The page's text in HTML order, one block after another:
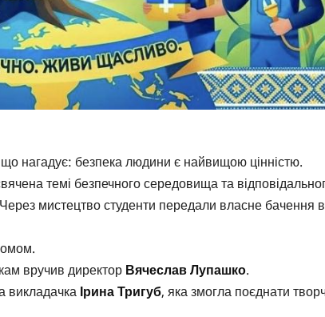
що нагадує: безпека людини є найвищою цінністю.
темі безпечного середовища та
мистецтво студенти передали власне бачення
вручив директор Вячеслав Лупашко.
викладачка Ірина Тригуб, яка змогла поєднати